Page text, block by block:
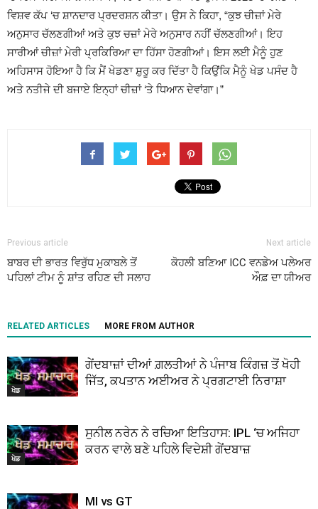
ਵਿਸ਼ਵ ਕੱਪ ‘ਚ ਸ਼ਾਨਦਾਰ ਪ੍ਰਦਰਸ਼ਨ ਕੀਤਾ। ਉਸ ਨੇ ਕਿਹਾ, “ਕੁਝ ਚੀਜ਼ਾਂ ਮੇਰੇ
ਅਨੁਸਾਰ ਚੱਲਣਗੀਆਂ ਅਤੇ ਕੁਝ ਚਜ਼ਾਂ ਮੇਰੇ ਅਨੁਸਾਰ ਨਹੀਂ ਚੱਲਣਗੀਆਂ। ਇਹ
ਸਾਰੀਆਂ ਚੀਜ਼ਾਂ ਮੇਰੀ ਪ੍ਰਕਿਰਿਆ ਦਾ ਹਿੱਸਾ ਹੋਣਗੀਆਂ। ਇਸ ਲਈ ਮੈਨੂੰ ਹੁਣ
ਅਹਿਸਾਸ ਹੋਇਆ ਹੈ ਕਿ ਮੈਂ ਖੇਡਣਾ ਸ਼ੁਰੂ ਕਰ ਦਿੱਤਾ ਹੈ ਕਿਉਂਕਿ ਮੈਨੂੰ ਖੇਡ ਪਸੰਦ ਹੈ
ਅਤੇ ਨਤੀਜੇ ਦੀ ਬਜਾਏ ਇਨ੍ਹਾਂ ਚੀਜ਼ਾਂ ‘ਤੇ ਧਿਆਨ ਦੇਵਾਂਗਾ।”
Previous article
ਬਾਬਰ ਦੀ ਭਾਰਤ ਵਿਰੁੱਧ ਮੁਕਾਬਲੇ ਤੋਂ
ਪਹਿਲਾਂ ਟੀਮ ਨੂੰ ਸ਼ਾਂਤ ਰਹਿਣ ਦੀ ਸਲਾਹ
Next article
ਕੋਹਲੀ ਬਣਿਆ ICC ਵਨਡੇਅ ਪਲੇਅਰ
ਔਫ਼ ਦਾ ਯੀਅਰ
RELATED ARTICLES MORE FROM AUTHOR
ਖੇਡ
ਗੇਂਦਬਾਜ਼ਾਂ ਦੀਆਂ ਗ਼ਲਤੀਆਂ ਨੇ ਪੰਜਾਬ ਕਿੰਗਜ਼ ਤੋਂ ਖੋਹੀ
ਜਿੱਤ, ਕਪਤਾਨ ਅਈਅਰ ਨੇ ਪ੍ਰਗਟਾਈ ਨਿਰਾਸ਼ਾ
ਖੇਡ
ਸੁਨੀਲ ਨਰੇਨ ਨੇ ਰਚਿਆ ਇਤਿਹਾਸ: IPL ‘ਚ ਅਜਿਹਾ
ਕਰਨ ਵਾਲੇ ਬਣੇ ਪਹਿਲੇ ਵਿਦੇਸ਼ੀ ਗੇਂਦਬਾਜ਼
MI vs GT